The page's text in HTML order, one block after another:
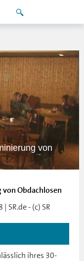
von
Obdachlosen
- (c) SR
ihres 30-